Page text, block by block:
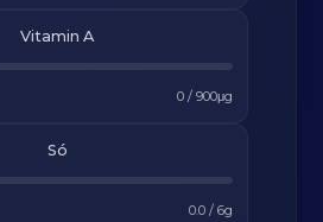
Vitamin A
0/ 900μg
Só
0.0/ 6g